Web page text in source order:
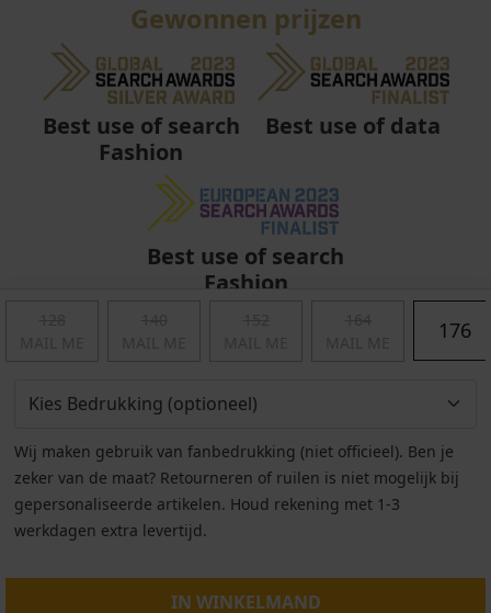
176
Wij maken gebruik van fanbedrukking (niet officieel). Ben je
zeker van de maat? Retourneren of ruilen is niet mogelijk bij
gepersonaliseerde artikelen. Houd rekening met 1-3
werkdagen extra levertijd.
IN WINKELMAND
Gewonnen prijzen
Best use of search
Fashion
Best use of data
Best use of search
Fashion
Algemene voorwaarden